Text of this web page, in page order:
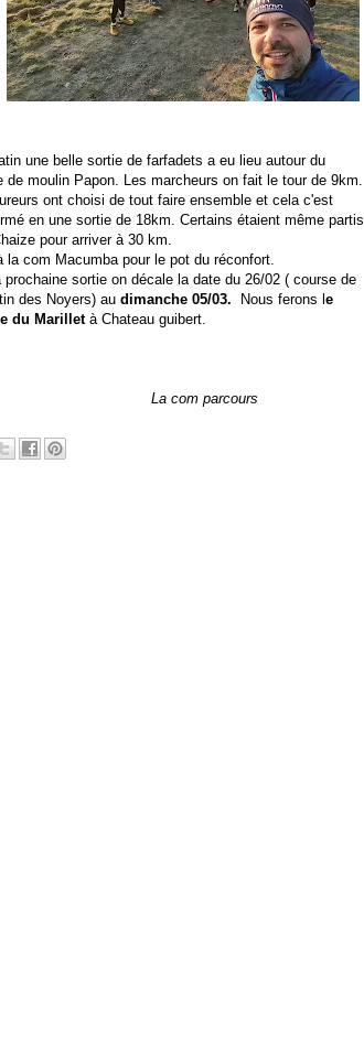
une belle sortie de farfadets a eu lieu autour du
de moulin Papon. Les marcheurs on fait le tour de 9km.
ont choisi de tout faire ensemble et cela c'est
en une sortie de 18km. Certains étaient même partis
pour arriver à 30 km.
la com Macumba pour le pot du réconfort.
prochaine sortie on décale la date du 26/02 ( course de
des Noyers) au dimanche 05/03. Nous ferons l e
du Marilletà Chateau guibert.
La com parcours